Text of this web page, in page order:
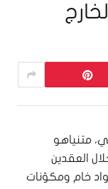
متنياهو
العقدين
خام ومكوّنات